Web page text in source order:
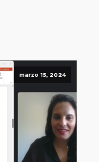
marzo 15, 2024